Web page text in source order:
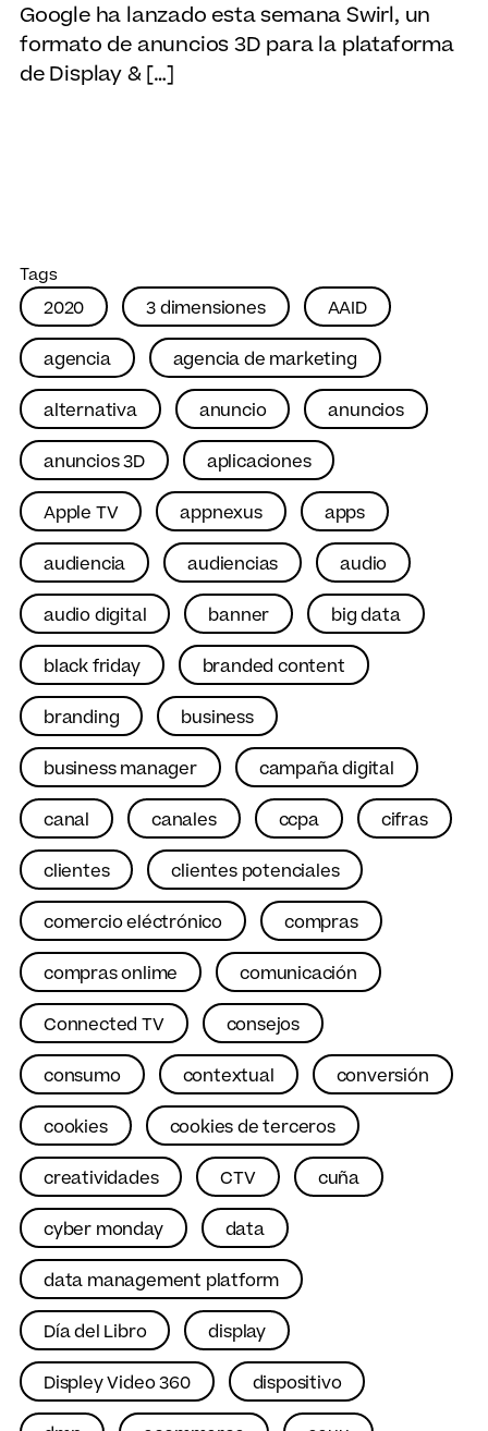
Google ha lanzado esta semana Swirl, un
formato de anuncios 3D para la plataforma
de Display & […]
Tags
2020 3 dimensiones AAID
agencia agencia de marketing
alternativa anuncio anuncios
anuncios 3D aplicaciones
Apple TV appnexus apps
audiencia audiencias audio
audio digital banner big data
black friday branded content
branding business
business manager campaña digital
canal canales ccpa cifras
clientes clientes potenciales
comercio eléctrónico compras
compras onlime comunicación
Connected TV consejos
consumo contextual conversión
cookies cookies de terceros
creatividades CTV cuña
cyber monday data
data management platform
Día del Libro display
Displey Video 360 dispositivo